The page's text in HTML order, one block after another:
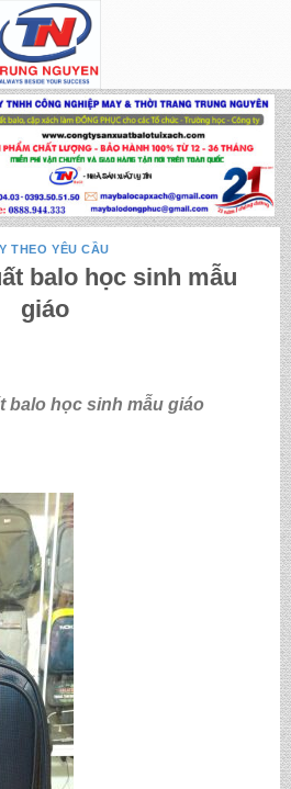
THEO YÊU CẦU
balo học sinh mẫu
giáo
balo học sinh mẫu giáo